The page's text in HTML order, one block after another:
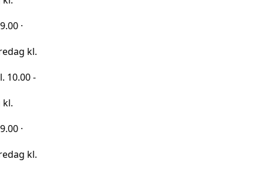
-